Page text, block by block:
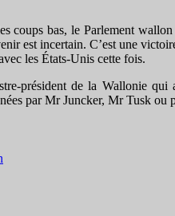
bas, le Parlement
est incertain. C’est une
les États-Unis cette fois.
président de la Wallonie
par Mr Juncker, Mr Tusk